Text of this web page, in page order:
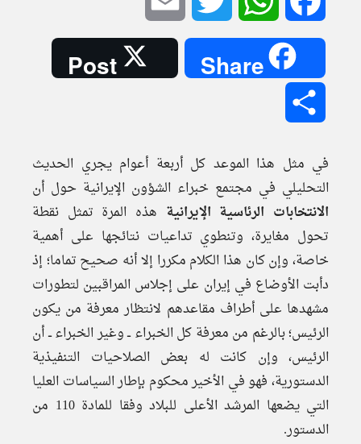
Share
Post
في مثل هذا الموعد كل أربعة أعوام يجري الحديث
التحليلي في مجتمع خبراء الشؤون الإيرانية حول أن
الانتخابات الرئاسية الإيرانية هذه المرة تمثل نقطة
تحول مغايرة، وتنطوي تداعيات نتائجها على أهمية
خاصة، وإن كان هذا الكلام مكررا إلا أنه صحيح تماما؛ إذ
دأبت الأوضاع في إيران على إجلاس المراقبين لتطورات
مشهدها على أطراف مقاعدهم لانتظار معرفة من يكون
الرئيس؛ بالرغم من معرفة كل الخبراء ــ وغير الخبراء ــ أن
الرئيس، وإن كانت له بعض الصلاحيات التنفيذية
الدستورية، فهو في الأخير محكوم بإطار السياسات العليا
التي يضعها المرشد الأعلى للبلاد وفقا للمادة 110 من
الدستور.